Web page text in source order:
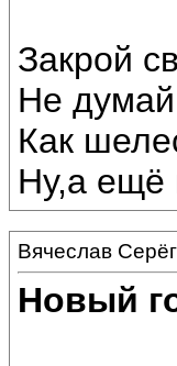
Закрой
Не
Как
Ну,а ещё
Вячеслав
Новый